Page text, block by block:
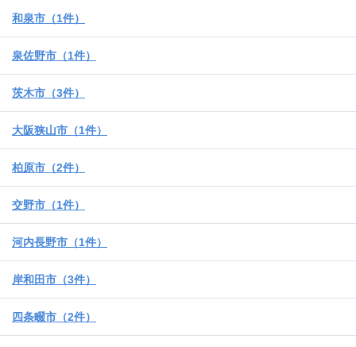
和泉市（1件）
泉佐野市（1件）
茨木市（3件）
大阪狭山市（1件）
柏原市（2件）
交野市（1件）
河内長野市（1件）
岸和田市（3件）
四条畷市（2件）